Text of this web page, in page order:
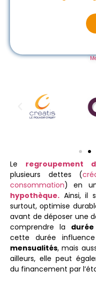
Le regroupement
plusieurs dettes (
consommation) en
hypothèque. Ainsi, il
surtout, optimise
avant de déposer une
comprendre la
cette durée
mensualités, mais
ailleurs, elle peut
du financement par